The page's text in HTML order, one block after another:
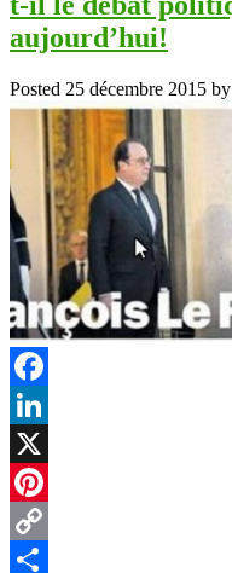
aujourd’hui!
Posted 25 décembre 2015 by
Facebook
LinkedIn
X
Pinterest
Copy